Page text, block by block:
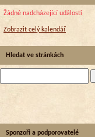
Žádné nadcházející události
Zobrazit celý kalendář
Hledat ve stránkách
Sponzoři a podporovatelé